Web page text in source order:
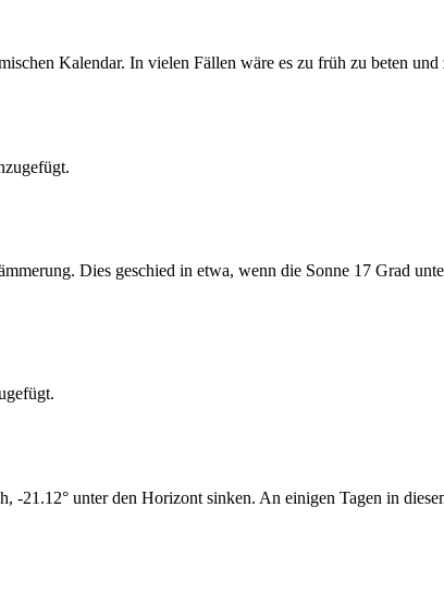
Kalendar. In vielen Fällen wäre es zu früh zu beten und
Dies geschied in etwa, wenn die Sonne 17 Grad
-21.12° unter den Horizont sinken. An einigen Tagen in